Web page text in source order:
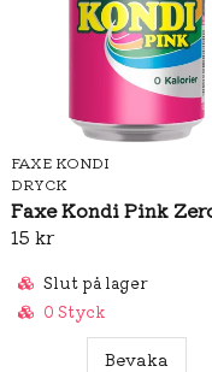
FAXE KONDI
DRYCK
15 kr
Slut på lager
0 Styck
Bevaka